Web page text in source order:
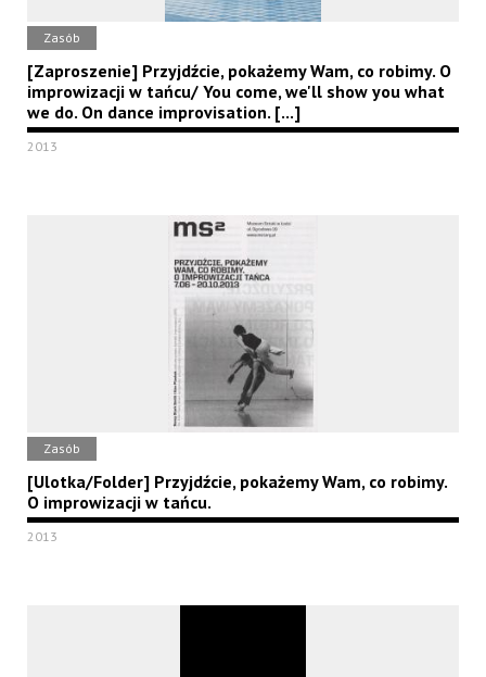
Zasób
[Zaproszenie] Przyjdźcie, pokażemy Wam, co robimy. O
improwizacji w tańcu/ You come, we'll show you what
we do. On dance improvisation. [...]
2013
Zasób
[Ulotka/Folder] Przyjdźcie, pokażemy Wam, co robimy.
O improwizacji w tańcu.
2013